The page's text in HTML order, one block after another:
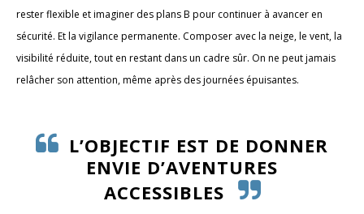
rester flexible et imaginer des plans B pour continuer à avancer en
sécurité. Et la vigilance permanente. Composer avec la neige, le vent, la
visibilité réduite, tout en restant dans un cadre sûr. On ne peut jamais
relâcher son attention, même après des journées épuisantes.
L’OBJECTIF EST DE DONNER
ENVIE D’AVENTURES
ACCESSIBLES